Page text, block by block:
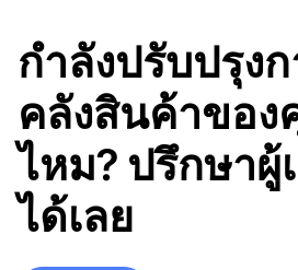
กำลังปรับปรุง
คลังสินค้าขอ
ไหม? ปรึกษา
ได้เลย